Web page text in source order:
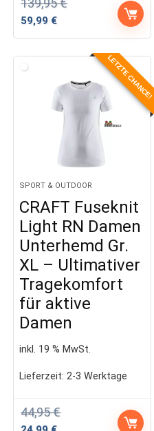
139,95€
Ursprünglicher
59,99 €Aktueller
59,99 €.
LETZTE CHANCE!
SPORT & OUTDOOR
CRAFT Fuseknit
Light RN Damen
Unterhemd Gr.
XL – Ultimativer
Tragekomfort
für aktive
Damen
44,95€
inkl. 19 % MwSt.
Lieferzeit:2-3 Werktage